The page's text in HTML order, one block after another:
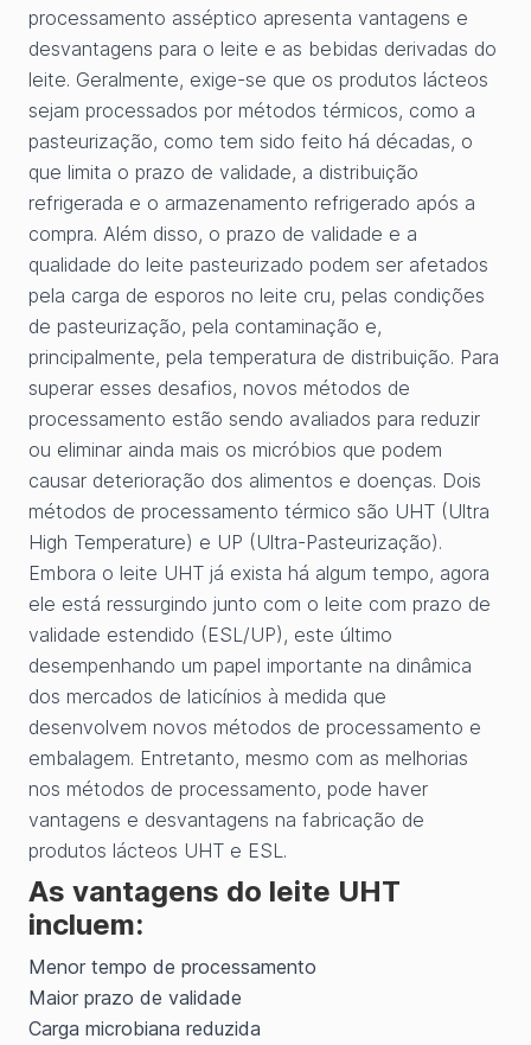
processamento asséptico apresenta vantagens e
desvantagens para o leite e as bebidas derivadas do
leite. Geralmente, exige-se que os produtos lácteos
sejam processados por métodos térmicos, como a
pasteurização, como tem sido feito há décadas, o
que limita o prazo de validade, a distribuição
refrigerada e o armazenamento refrigerado após a
compra. Além disso, o prazo de validade e a
qualidade do leite pasteurizado podem ser afetados
pela carga de esporos no leite cru, pelas condições
de pasteurização, pela contaminação e,
principalmente, pela temperatura de distribuição. Para
superar esses desafios, novos métodos de
processamento estão sendo avaliados para reduzir
ou eliminar ainda mais os micróbios que podem
causar deterioração dos alimentos e doenças. Dois
métodos de processamento térmico são UHT (Ultra
High Temperature) e UP (Ultra-Pasteurização).
Embora o leite UHT já exista há algum tempo, agora
ele está ressurgindo junto com o leite com prazo de
validade estendido (ESL/UP), este último
desempenhando um papel importante na dinâmica
dos mercados de laticínios à medida que
desenvolvem novos métodos de processamento e
embalagem. Entretanto, mesmo com as melhorias
nos métodos de processamento, pode haver
vantagens e desvantagens na fabricação de
produtos lácteos UHT e ESL.
As vantagens do leite UHT
incluem:
Menor tempo de processamento
Maior prazo de validade
Carga microbiana reduzida